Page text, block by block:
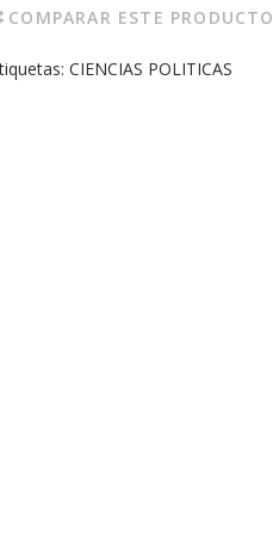
COMPARAR ESTE PRODUCTO
CIENCIAS POLITICAS